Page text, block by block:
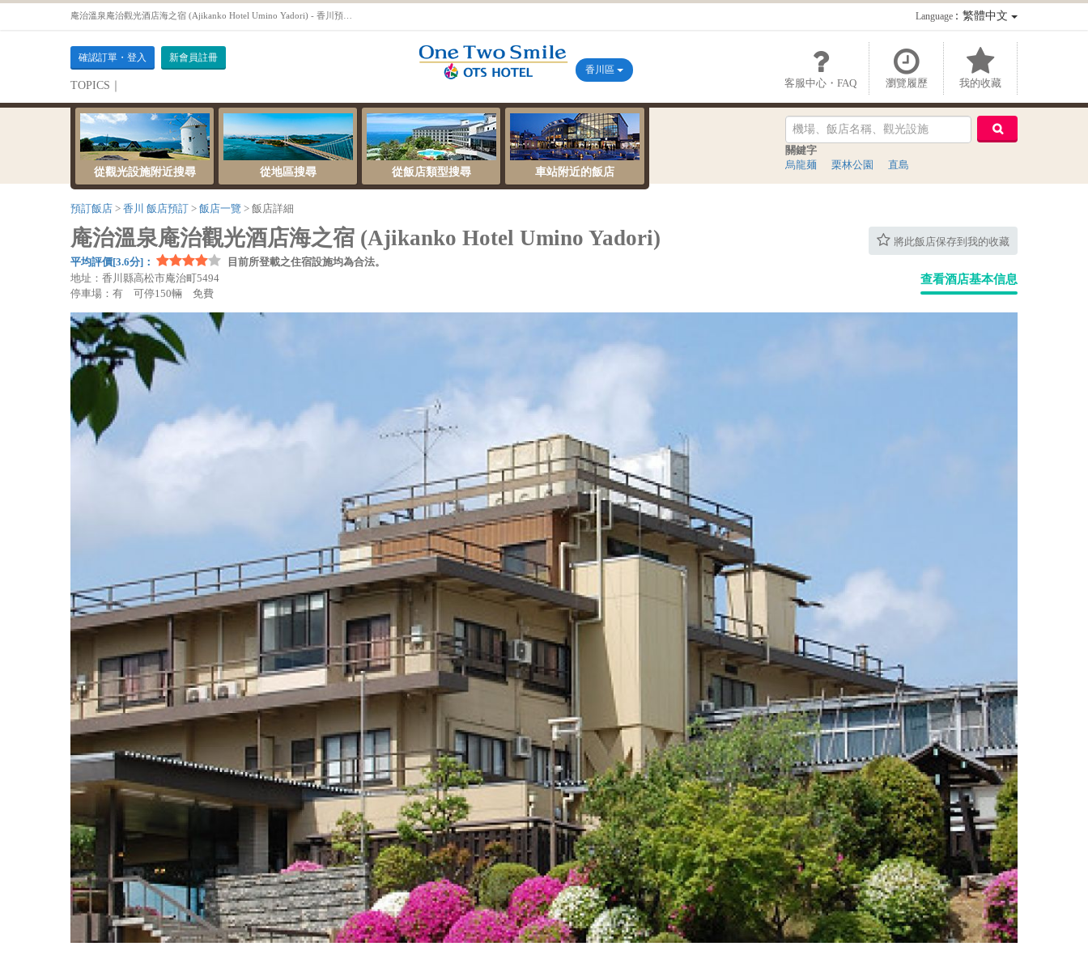
Language：繁體中文
確認訂單・登入 新會員註冊
TOPICS｜
伺服器維護公告
客服中心・FAQ 瀏覽履歷 我的收藏
香川區
從觀光設施附近搜尋 從地區搜尋 從飯店類型搜尋 車站附近的飯店
關鍵字
烏龍麺
栗林公園 直島
預訂飯店 香川 飯店預訂 飯店一覽 飯店詳細
將此飯店保存到我的收藏
庵治溫泉庵治觀光酒店海之宿 (Ajikanko Hotel Umino Yadori)
平均評價[3.6分]：
目前所登載之住宿設施均為合法。
地址：香川縣高松市庵治町5494
停車場：有 可停150輛 免費
查看酒店基本信息